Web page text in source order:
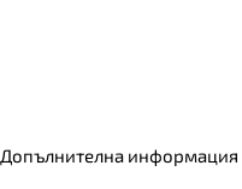
Допълнителна информация